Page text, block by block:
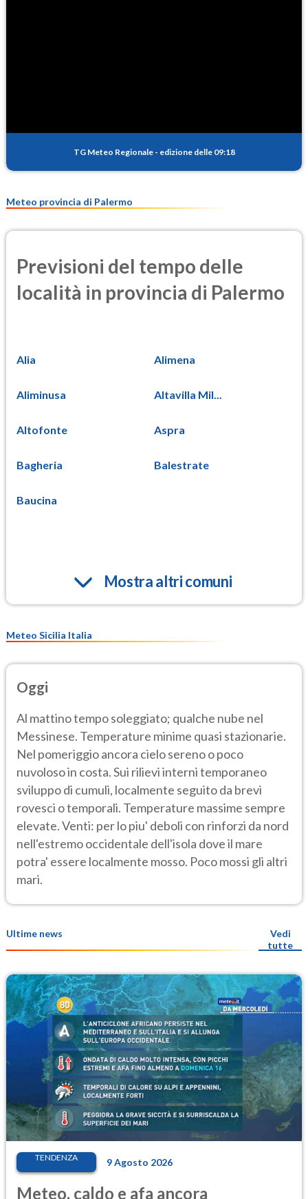
TG Meteo Regionale - edizione delle 09:18
Meteo provincia di Palermo
Previsioni del tempo delle
località in provincia di Palermo
Alia Alimena
Aliminusa Altavilla Mil...
Altofonte Aspra
Bagheria Balestrate
Baucina
Mostra altri comuni
Meteo Sicilia Italia
Oggi
Al mattino tempo soleggiato; qualche nube nel
Messinese. Temperature minime quasi stazionarie.
Nel pomeriggio ancora cielo sereno o poco
nuvoloso in costa. Sui rilievi interni temporaneo
sviluppo di cumuli, localmente seguito da brevi
rovesci o temporali. Temperature massime sempre
elevate. Venti: per lo piu' deboli con rinforzi da nord
nell'estremo occidentale dell'isola dove il mare
potra' essere localmente mosso. Poco mossi gli altri
mari.
Ultime news
Vedi
tutte
TENDENZA 9 Agosto 2026
Meteo, caldo e afa ancora